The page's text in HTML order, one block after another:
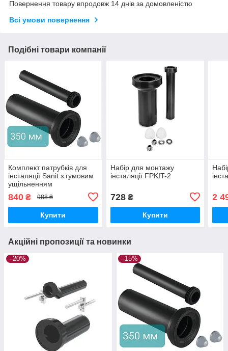
Повернення товару впродовж 14 днів за домовленістю
Всі умови повернення
Подібні товари компанії
Комплект патрубків для
інсталяції Sanit з гумовим
ущільненням
840 ₴ 988 ₴
Купити
Набір для монтажу
інсталяції FPKIT-2
728₴
Купити
2
Акційні пропозиції та новинки
–20% –15%